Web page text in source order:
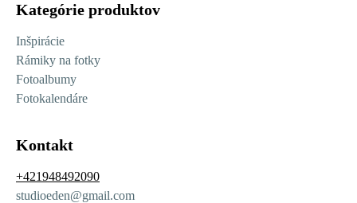
Kategórie produktov
Inšpirácie
Rámiky na fotky
Fotoalbumy
Fotokalendáre
Kontakt
+421948492090
studioeden@gmail.com